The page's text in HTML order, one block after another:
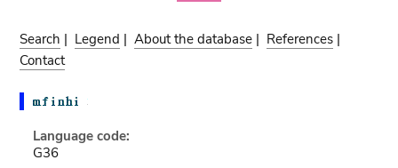
Search | Legend |About the database | References |
Contact
Language code:
G36